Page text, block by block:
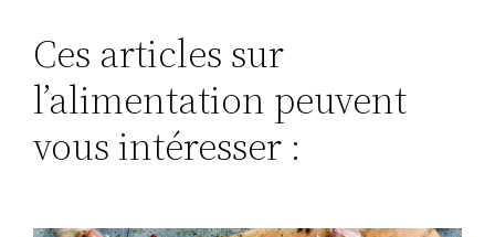
Ces articles sur
l’alimentation peuvent
vous intéresser :